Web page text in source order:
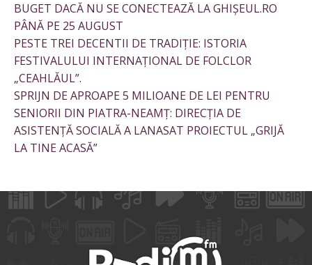
BUGET DACĂ NU SE CONECTEAZĂ LA GHIȘEUL.RO
PÂNĂ PE 25 AUGUST
PESTE TREI DECENTII DE TRADIȚIE: ISTORIA
FESTIVALULUI INTERNAȚIONAL DE FOLCLOR
„CEAHLĂUL”.
SPRIJN DE APROAPE 5 MILIOANE DE LEI PENTRU
SENIORII DIN PIATRA-NEAMȚ: DIRECȚIA DE
ASISTENȚĂ SOCIALĂ A LANASAT PROIECTUL „GRIJĂ
LA TINE ACASĂ”